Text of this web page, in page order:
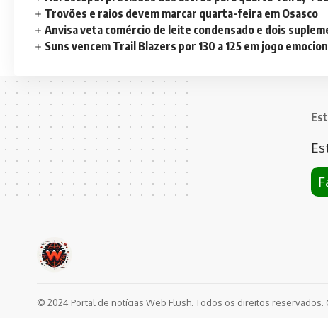
Trovões e raios devem marcar quarta-feira em Osasco
Anvisa veta comércio de leite condensado e dois
Suns vencem Trail Blazers por 130 a 125 em jogo
© 2024 Portal de notícias Web Flush. Todos os direitos reservados.